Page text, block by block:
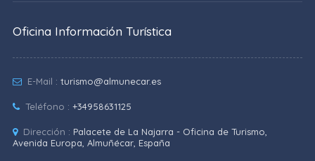
Oficina Información Turística
E-Mail : turismo@almunecar.es
Teléfono : +34958631125
Dirección : Palacete de La Najarra - Oficina de Turismo,
Avenida Europa, Almuñécar, España